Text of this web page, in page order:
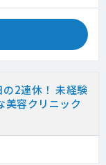
2連休！ 未経験
美容クリニック